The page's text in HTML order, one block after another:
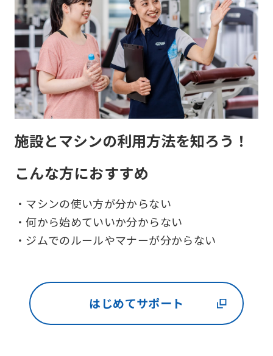
施設とマシンの利用方法を知ろう！
こんな方におすすめ
・マシンの使い方が分からない
・何から始めていいか分からない
・ジムでのルールやマナーが分からない
はじめてサポート